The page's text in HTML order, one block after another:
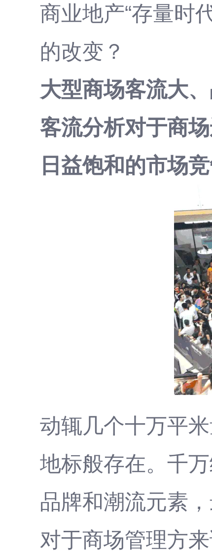
商业地产“存量时
的改变？
大型商场客流大
客流分析对于商
日益饱和的市场
动辄几个十万平
地标般存在。千
品牌和潮流元素
对于商场管理方